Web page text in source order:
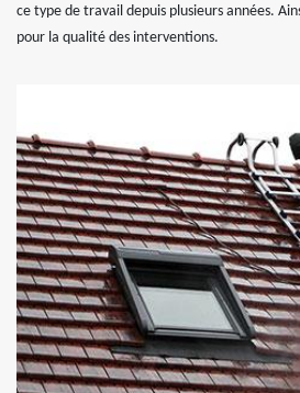
ce type de travail depuis plusieurs années.
pour la qualité des interventions.